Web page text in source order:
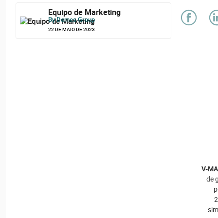
Equipo de Marketing
By Demes Group
22 DE MAIO DE 2023
V-
de